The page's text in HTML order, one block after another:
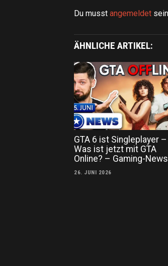
Du musst angemeldet
ÄHNLICHE ARTIKEL:
GTA 6 ist Singleplayer –
Was ist jetzt mit GTA
Online? – Gaming-News
26. JUNI 2026